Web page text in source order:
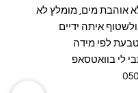
אוהבת מים, מומלץ לא
איתה ידיים
לפי מידה
לי בוואטסאפ